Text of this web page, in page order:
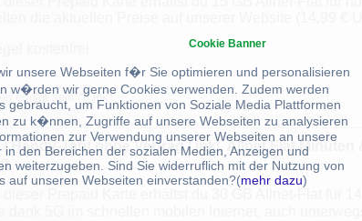
die aktuellen Preise auf unserer Website (14,99 €
kostenfrei
erfolgt sein**/Link*
Handy-Tarif ohne Vertrag | inkl. Allnet Flat Minuten
Prepaid Karte erhältst du 30 GB Allnet-Flat für
5G im schnellen mobilen Internet, auch
Cookie Banner
unsere Webseiten f�r Sie optimieren und personalisieren
w�rden wir gerne Cookies verwenden. Zudem werden
gebraucht, um Funktionen von Soziale Media Plattformen
zu k�nnen, Zugriffe auf unsere Webseiten zu analysieren
zur Verwendung unserer Webseiten an unsere
in den Bereichen der sozialen Medien, Anzeigen und
weiterzugeben. Sind Sie widerruflich mit der Nutzung von
auf unseren Webseiten einverstanden?(mehr dazu)